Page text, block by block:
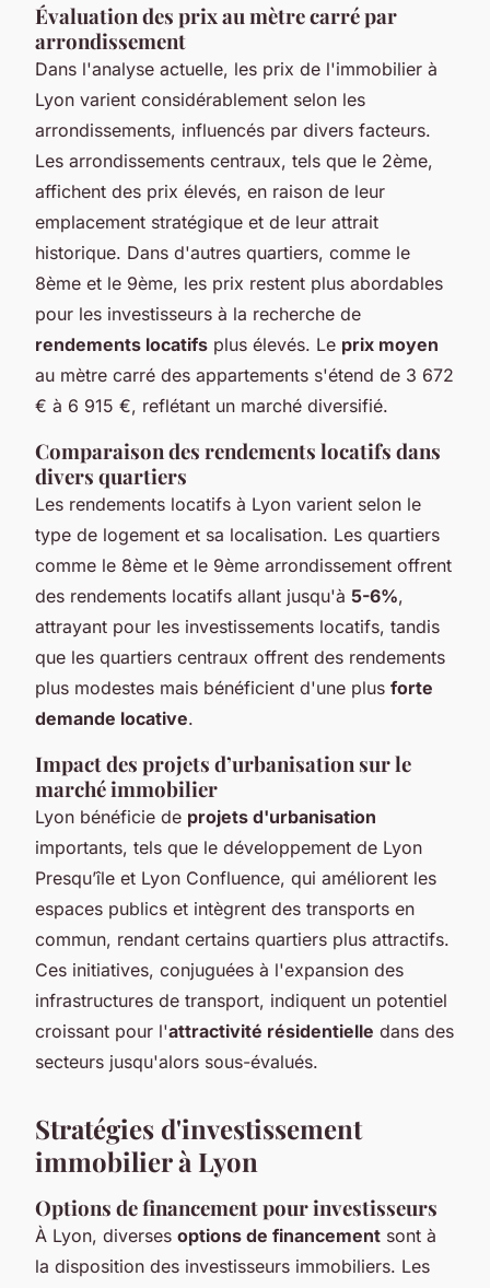
Évaluation des prix au mètre carré par
arrondissement
Dans l'analyse actuelle, les prix de l'immobilier à
Lyon varient considérablement selon les
arrondissements, influencés par divers facteurs.
Les arrondissements centraux, tels que le 2ème,
affichent des prix élevés, en raison de leur
emplacement stratégique et de leur attrait
historique. Dans d'autres quartiers, comme le
8ème et le 9ème, les prix restent plus abordables
pour les investisseurs à la recherche de
rendements locatifs plus élevés. Le prix moyen
au mètre carré des appartements s'étend de 3 672
€ à 6 915 €, reflétant un marché diversifié.
Comparaison des rendements locatifs dans
divers quartiers
Les rendements locatifs à Lyon varient selon le
type de logement et sa localisation. Les quartiers
comme le 8ème et le 9ème arrondissement offrent
des rendements locatifs allant jusqu'à 5-6%,
attrayant pour les investissements locatifs, tandis
que les quartiers centraux offrent des rendements
plus modestes mais bénéficient d'une plus forte
demande locative.
Impact des projets d’urbanisation sur le
marché immobilier
Lyon bénéficie de projets d'urbanisation
importants, tels que le développement de Lyon
Presqu’île et Lyon Confluence, qui améliorent les
espaces publics et intègrent des transports en
commun, rendant certains quartiers plus attractifs.
Ces initiatives, conjuguées à l'expansion des
infrastructures de transport, indiquent un potentiel
croissant pour l'attractivité résidentielle dans des
secteurs jusqu'alors sous-évalués.
Stratégies d'investissement
immobilier à Lyon
Options de financement pour investisseurs
À Lyon, diverses options de financement sont à
la disposition des investisseurs immobiliers. Les